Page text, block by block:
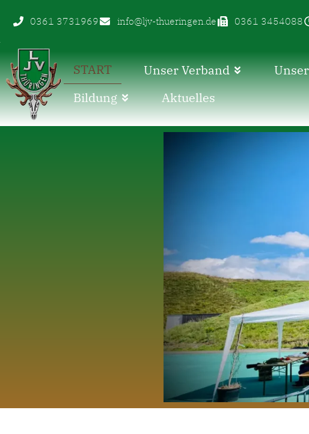
0361 3731969 info@ljv-thueringen.de 0361 3454088
START Unser Verband
Bildung
Aktuelles